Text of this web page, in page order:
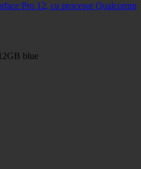
Pro 12, cu procesor Qualcomm
blue